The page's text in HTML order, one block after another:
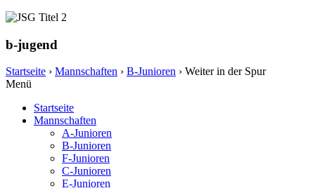
b-jugend
Startseite › Mannschaften › B-Junioren › Weiter in der Spur
Menü
Startseite
Mannschaften
A-Junioren
B-Junioren
F-Junioren
C-Junioren
E-Junioren